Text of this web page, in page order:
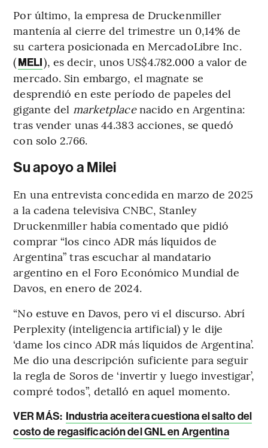
Por último, la empresa de Druckenmiller
mantenía al cierre del trimestre un 0,14% de
su cartera posicionada en MercadoLibre Inc.
(MELI), es decir, unos US$4.782.000 a valor de
mercado. Sin embargo, el magnate se
desprendió en este período de papeles del
gigante del marketplacenacido en Argentina:
tras vender unas 44.383 acciones, se quedó
con solo 2.766.
Su apoyo a Milei
En una entrevista concedida en marzo de 2025
a la cadena televisiva CNBC, Stanley
Druckenmiller había comentado que pidió
comprar “los cinco ADR más líquidos de
Argentina” tras escuchar al mandatario
argentino en el Foro Económico Mundial de
Davos, en enero de 2024.
“No estuve en Davos, pero vi el discurso. Abrí
Perplexity (inteligencia artificial) y le dije
‘dame los cinco ADR más líquidos de Argentina’.
Me dio una descripción suficiente para seguir
la regla de Soros de ‘invertir y luego investigar’,
compré todos”, detalló en aquel momento.
VER MÁS: Industria aceitera cuestiona el salto del
costo de regasificación del GNL en Argentina